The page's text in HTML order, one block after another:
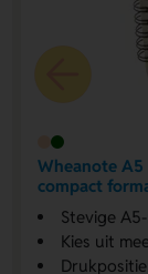
Wheanote
compact
Stevige
Kies uit